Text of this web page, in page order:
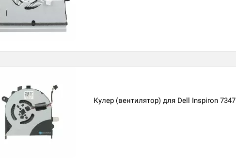
Кулер (вентилятор) для Dell Inspiron 7347